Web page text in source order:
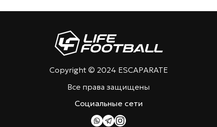
Copyright © 2024 ESCAPARATE
Все права защищены
Социальные сети